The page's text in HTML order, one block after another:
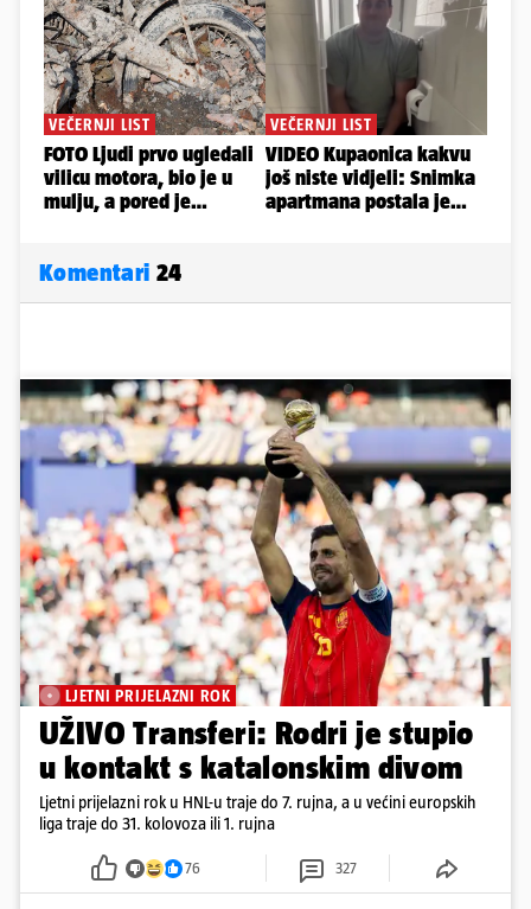
Komentari 24
LJETNI PRIJELAZNI ROK
UŽIVO Transferi: Rodri je stupio
u kontakt s katalonskim divom
Ljetni prijelazni rok u HNL-u traje do 7. rujna, a u većini europskih
liga traje do 31. kolovoza ili 1. rujna
76 327